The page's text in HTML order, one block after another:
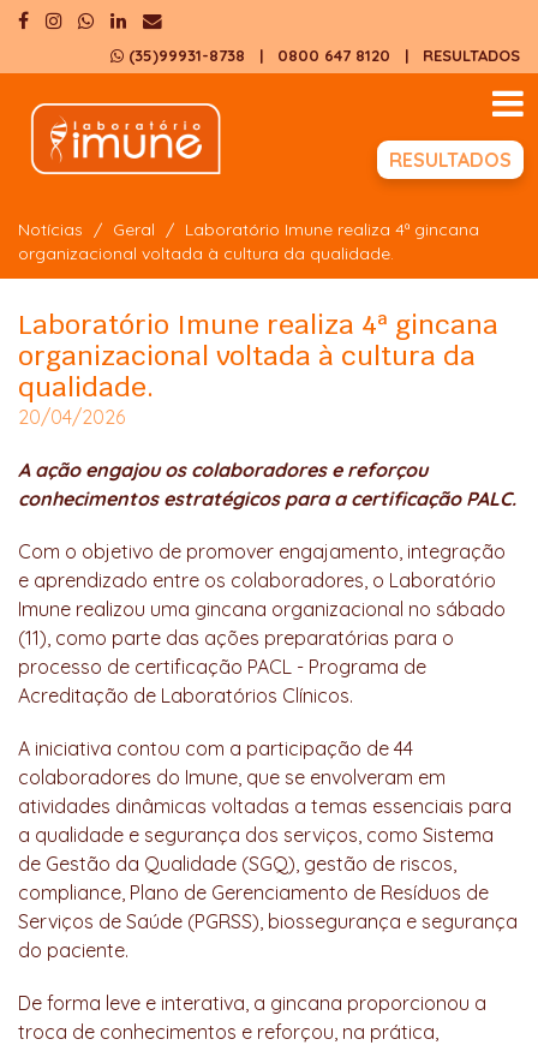
(35)99931-8738 | 0800 647 8120 | RESULTADOS
RESULTADOS
Notícias Geral
Laboratório Imune realiza 4ª gincana
organizacional voltada à cultura da qualidade.
Laboratório Imune realiza 4ª gincana
organizacional voltada à cultura da
qualidade.
20/04/2026
A ação engajou os colaboradores e reforçou
conhecimentos estratégicos para a certificação PALC.
Com o objetivo de promover engajamento, integração
e aprendizado entre os colaboradores, o Laboratório
Imune realizou uma gincana organizacional no sábado
(11), como parte das ações preparatórias para o
processo de certificação PACL - Programa de
Acreditação de Laboratórios Clínicos.
A iniciativa contou com a participação de 44
colaboradores do Imune, que se envolveram em
atividades dinâmicas voltadas a temas essenciais para
a qualidade e segurança dos serviços, como Sistema
de Gestão da Qualidade (SGQ), gestão de riscos,
compliance, Plano de Gerenciamento de Resíduos de
Serviços de Saúde (PGRSS), biossegurança e segurança
do paciente.
De forma leve e interativa, a gincana proporcionou a
troca de conhecimentos e reforçou, na prática,